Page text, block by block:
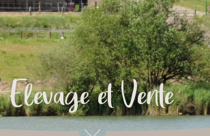
Elevage et Vente